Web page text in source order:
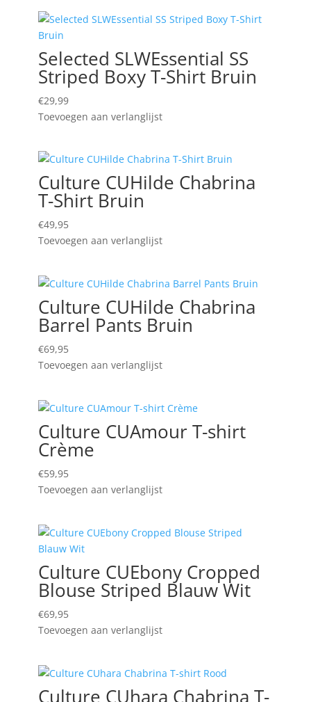
Selected SLWEssential SS
Striped Boxy T-Shirt Bruin
€29,99
Toevoegen aan verlanglijst
Culture CUHilde Chabrina
T-Shirt Bruin
€49,95
Toevoegen aan verlanglijst
Culture CUHilde Chabrina
Barrel Pants Bruin
€69,95
Toevoegen aan verlanglijst
Culture CUAmour T-shirt
Crème
€59,95
Toevoegen aan verlanglijst
Culture CUEbony Cropped
Blouse Striped Blauw Wit
€69,95
Toevoegen aan verlanglijst
Culture CUhara Chabrina T-